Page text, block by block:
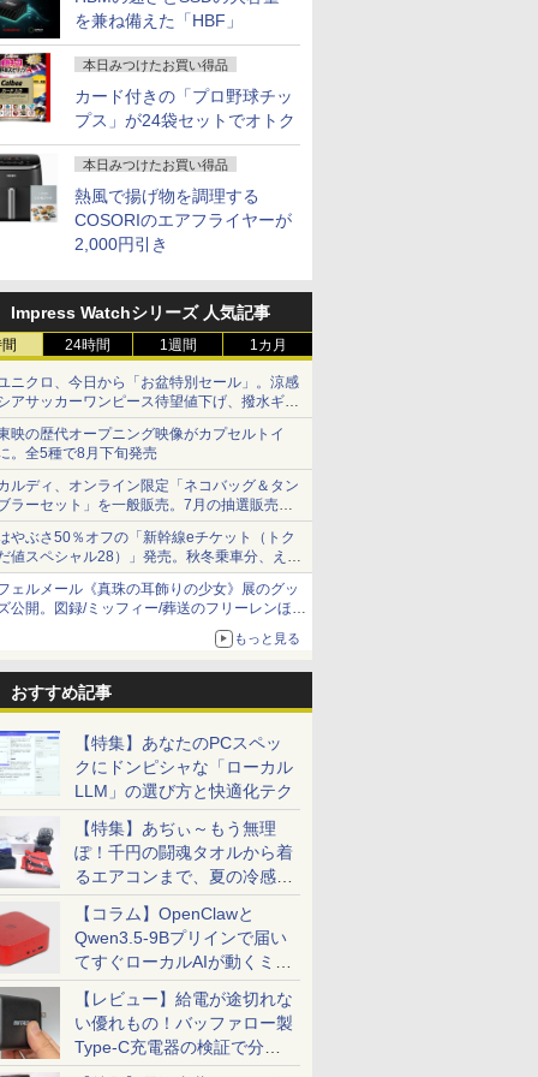
を兼ね備えた「HBF」
本日みつけたお買い得品
カード付きの「プロ野球チッ
プス」が24袋セットでオトク
本日みつけたお買い得品
熱風で揚げ物を調理する
COSORIのエアフライヤーが
2,000円引き
Impress Watchシリーズ 人気記事
24時間 1週間 1カ月
ニクロ、今日から「お盆特別セール」。涼感
アサッカーワンピース待望値下げ、撥水ギア
ョーツは1990円に
映の歴代オープニング映像がカプセルトイ
。全5種で8月下旬発売
ルディ、オンライン限定「ネコバッグ＆タン
ラーセット」を一般販売。7月の抽選販売の
選無効分
やぶさ50％オフの「新幹線eチケット（トク
値スペシャル28）」発売。秋冬乗車分、えき
っと限定
ェルメール《真珠の耳飾りの少女》展のグッ
公開。図録/ミッフィー/葬送のフリーレンほ
もっと見る
おすすめ記事
【特集】あなたのPCスペッ
クにドンピシャな「ローカル
LLM」の選び方と快適化テク
【特集】あぢぃ～もう無理
ぽ！千円の闘魂タオルから着
るエアコンまで、夏の冷感グ
ッズ一挙紹介
【コラム】OpenClawと
Qwen3.5-9Bプリインで届い
てすぐローカルAIが動くミニ
PC「SER9 Pro」
【レビュー】給電が途切れな
い優れもの！バッファロー製
Type-C充電器の検証で分か
ったこと